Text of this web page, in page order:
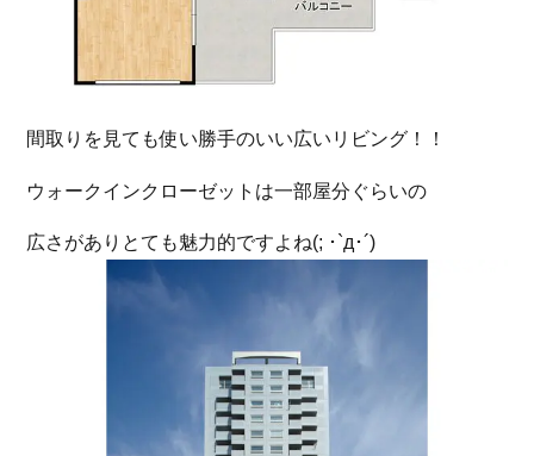
間取りを見ても使い勝手のいい広いリビング！！
ウォークインクローゼットは一部屋分ぐらいの
広さがありとても魅力的ですよね(; ･`д･´)